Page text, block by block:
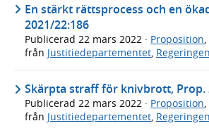
En stärkt rättsprocess och en
2021/22:186
Publicerad 22 mars 2022 · Proposition
från Justitiedepartementet Regeringen
Skärpta straff för knivbrott, Prop.
Publicerad 22 mars 2022 · Proposition,
från Justitiedepartementet, Regeringen